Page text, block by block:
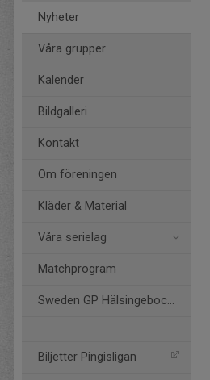
Nyheter
Våra grupper
Kalender
Bildgalleri
Kontakt
Om föreningen
Kläder & Material
Våra serielag
Matchprogram
Sweden GP Hälsingebocken
Biljetter Pingisligan